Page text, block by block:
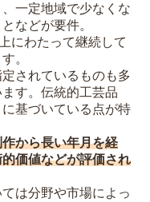
一定地域で少なくな
などが要件。
にわたって継続して
。
されているものも多
す。伝統的工芸品
に基づいている点が特
から長い年月を経
価値などが評価され
は分野や市場によっ